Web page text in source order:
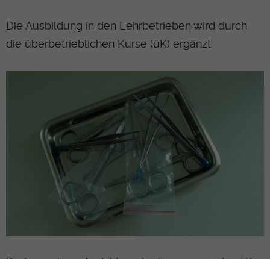
Die Ausbildung in den Lehrbetrieben wird durch
die überbetrieblichen Kurse (üK) ergänzt.